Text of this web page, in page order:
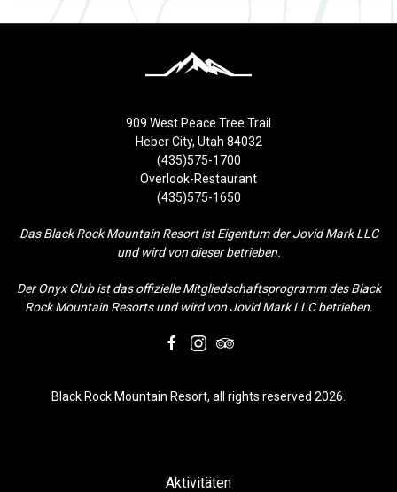
909 West Peace Tree Trail
Heber City, Utah 84032
(435)575-1700
Overlook-Restaurant
(435)575-1650
Das Black Rock Mountain Resort ist Eigentum der Jovid Mark LLC
und wird von dieser betrieben.
Der Onyx Club ist das offizielle Mitgliedschaftsprogramm des Black
Rock Mountain Resorts und wird von Jovid Mark LLC betrieben.
facebookinstagramtripadvisor
Black Rock Mountain Resort, all rights reserved 2026.
Aktivitäten